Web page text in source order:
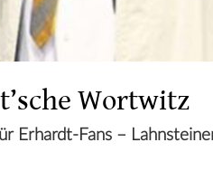
Wortwitz
Erhardt-Fans –